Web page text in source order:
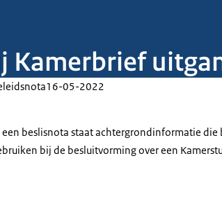
Kamerbrief
16-05-2022
een beslisnota staat achtergrondinformatie die
bij de besluitvorming over een